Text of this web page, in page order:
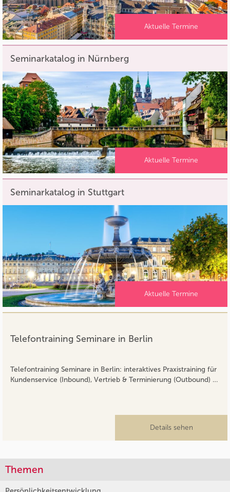
Aktuelle Termine
Seminarkatalog in Nürnberg
Aktuelle Termine
Seminarkatalog in Stuttgart
Aktuelle Termine
Telefontraining Seminare in Berlin
Telefontraining Seminare in Berlin: interaktives Praxistraining für
Kundenservice (Inbound), Vertrieb & Terminierung (Outbound) …
Details sehen
Themen